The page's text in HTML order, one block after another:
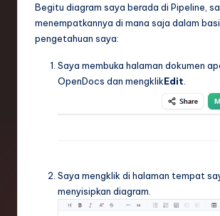
Begitu diagram saya berada di Pipeline,
menempatkannya di mana saja dalam
pengetahuan saya:
Saya membuka halaman dokumen
OpenDocs dan mengklikEdit
Saya mengklik di halaman tempat
menyisipkan diagram.